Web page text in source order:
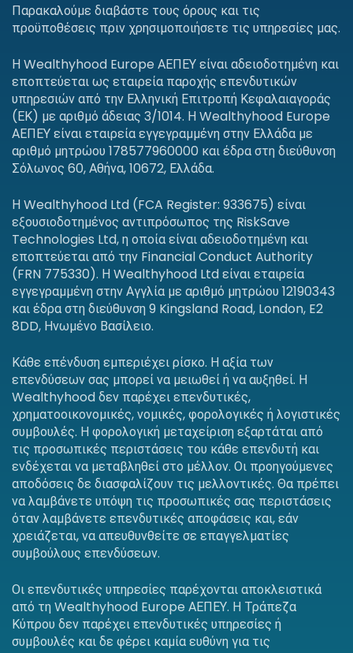
Παρακαλούμε διαβάστε τους όρους και τις
προϋποθέσεις πριν χρησιμοποιήσετε τις υπηρεσίες μας.
Η Wealthyhood Europe ΑΕΠΕΥ είναι αδειοδοτημένη και
εποπτεύεται ως εταιρεία παροχής επενδυτικών
υπηρεσιών από την Ελληνική Επιτροπή Κεφαλαιαγοράς
(ΕΚ) με αριθμό άδειας 3/1014. Η Wealthyhood Europe
ΑΕΠΕΥ είναι εταιρεία εγγεγραμμένη στην Ελλάδα με
αριθμό μητρώου 178577960000 και έδρα στη διεύθυνση
Σόλωνος 60, Αθήνα, 10672, Ελλάδα.
Η Wealthyhood Ltd (FCA Register: 933675) είναι
εξουσιοδοτημένος αντιπρόσωπος της RiskSave
Technologies Ltd, η οποία είναι αδειοδοτημένη και
εποπτεύεται από την Financial Conduct Authority
(FRN 775330). Η Wealthyhood Ltd είναι εταιρεία
εγγεγραμμένη στην Αγγλία με αριθμό μητρώου 12190343
και έδρα στη διεύθυνση 9 Kingsland Road, London, E2
8DD, Ηνωμένο Βασίλειο.
Κάθε επένδυση εμπεριέχει ρίσκο. Η αξία των
επενδύσεων σας μπορεί να μειωθεί ή να αυξηθεί. Η
Wealthyhood δεν παρέχει επενδυτικές,
χρηματοοικονομικές, νομικές, φορολογικές ή λογιστικές
συμβουλές. Η φορολογική μεταχείριση εξαρτάται από
τις προσωπικές περιστάσεις του κάθε επενδυτή και
ενδέχεται να μεταβληθεί στο μέλλον. Οι προηγούμενες
αποδόσεις δε διασφαλίζουν τις μελλοντικές. Θα πρέπει
να λαμβάνετε υπόψη τις προσωπικές σας περιστάσεις
όταν λαμβάνετε επενδυτικές αποφάσεις και, εάν
χρειάζεται, να απευθυνθείτε σε επαγγελματίες
συμβούλους επενδύσεων.
Οι επενδυτικές υπηρεσίες παρέχονται αποκλειστικά
από τη Wealthyhood Europe ΑΕΠΕΥ. Η Τράπεζα
Κύπρου δεν παρέχει επενδυτικές υπηρεσίες ή
συμβουλές και δε φέρει καμία ευθύνη για τις